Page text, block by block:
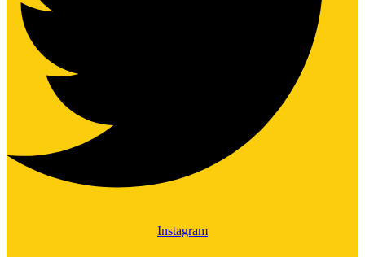
Instagram